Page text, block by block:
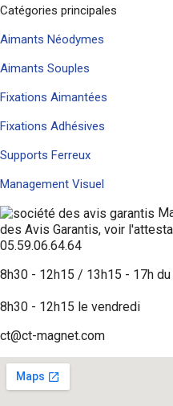
Catégories principales
Aimants Néodymes
Aimants Souples
Fixations Aimantées
Fixations Adhésives
Supports Ferreux
Management Visuel
des Avis Garantis, voir
05.59.06.64.64
8h30 - 12h15 / 13h15 - 17h du
8h30 - 12h15 le vendredi
ct@ct-magnet.com